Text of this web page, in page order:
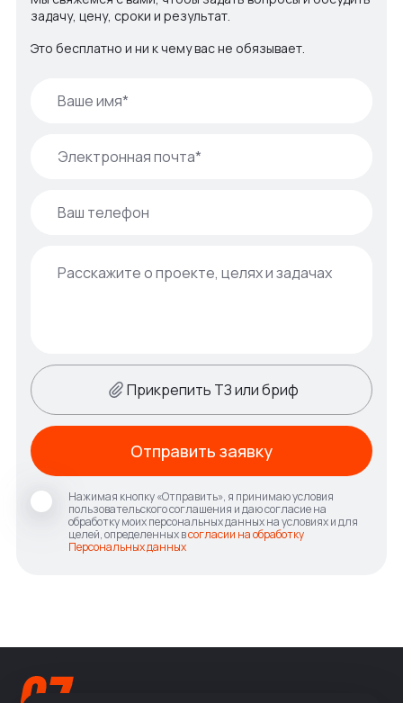
задачу, цену, сроки и результат.
Это бесплатно и ни к чему вас не обязывает.
Прикрепить ТЗ или бриф
Нажимая кнопку «Отправить», я принимаю условия
пользовательского соглашения и даю согласие на
обработку моих персональных данных на условиях и для
целей, определенных всогласии на обработку
Персональных данных
Отправить заявку